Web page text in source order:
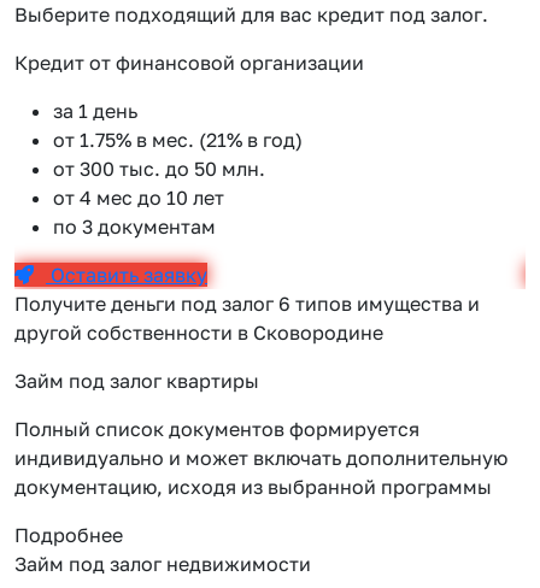
Выберите подходящий для вас кредит под залог.
Кредит от финансовой организации
за 1 день
от 1.75% в мес. (21% в год)
от 300 тыс. до 50 млн.
от 4 мес до 10 лет
по 3 документам
Оставить заявку
Получите деньги под залог 6 типов имущества и
другой собственности в Сковородине
Займ под залог квартиры
Полный список документов формируется
индивидуально и может включать дополнительную
документацию, исходя из выбранной программы
Подробнее
Займ под залог недвижимости